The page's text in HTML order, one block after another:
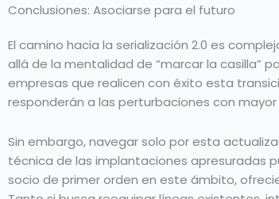
Conclusiones: Asociarse para el futuro
El camino hacia la serialización 2.0 es
allá de la mentalidad de “marcar la casilla”
empresas que realicen con éxito esta
responderán a las perturbaciones con
Sin embargo, navegar solo por esta
técnica de las implantaciones apresuradas
socio de primer orden en este ámbito,